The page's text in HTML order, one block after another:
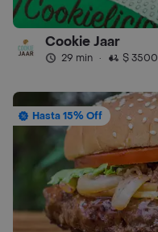
Cookie Jaar
29 min · $ 3500
Hasta 15% Off